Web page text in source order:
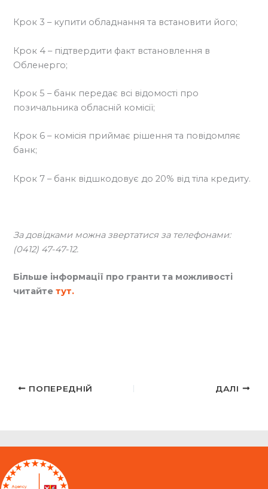
Крок 3 – купити обладнання та встановити його;
Крок 4 – підтвердити факт встановлення в
Обленерго;
Крок 5 – банк передає всі відомості про
позичальника обласній комісії;
Крок 6 – комісія приймає рішення та повідомляє
банк;
Крок 7 – банк відшкодовує до 20% від тіла кредиту.
За довідками можна звертатися за телефонами:
(0412) 47-47-12.
Більше інформації про гранти та можливості
читайте тут.
ПОПЕРЕДНІЙ ДАЛІ